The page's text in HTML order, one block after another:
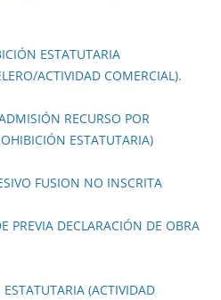
ESTATUTARIA
ACTIVIDAD COMERCIAL).
RECURSO POR
ESTATUTARIA)
FUSION NO INSCRITA
PREVIA DECLARACIÓN DE OBRA
(ACTIVIDAD